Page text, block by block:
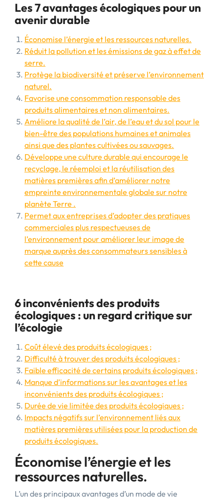
Les 7 avantages écologiques pour un
avenir durable
Économise l’énergie et les ressources naturelles.
Réduit la pollution et les émissions de gaz à effet de
serre.
Protège la biodiversité et préserve l’environnement
naturel.
Favorise une consommation responsable des
produits alimentaires et non alimentaires.
Améliore la qualité de l’air, de l’eau et du sol pour le
bien-être des populations humaines et animales
ainsi que des plantes cultivées ou sauvages.
Développe une culture durable qui encourage le
recyclage, le réemploi et la réutilisation des
matières premières afin d’améliorer notre
empreinte environnementale globale sur notre
planète Terre .
Permet aux entreprises d’adopter des pratiques
commerciales plus respectueuses de
l’environnement pour améliorer leur image de
marque auprès des consommateurs sensibles à
cette cause
6 inconvénients des produits
écologiques : un regard critique sur
l’écologie
Coût élevé des produits écologiques ;
Difficulté à trouver des produits écologiques ;
Faible efficacité de certains produits écologiques ;
Manque d’informations sur les avantages et les
inconvénients des produits écologiques ;
Durée de vie limitée des produits écologiques ;
Impacts négatifs sur l’environnement liés aux
matières premières utilisées pour la production de
produits écologiques.
Économise l’énergie et les
ressources naturelles.
L’un des principaux avantages d’un mode de vie